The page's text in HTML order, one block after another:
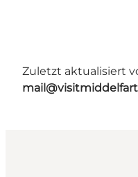
Zuletzt aktualisiert